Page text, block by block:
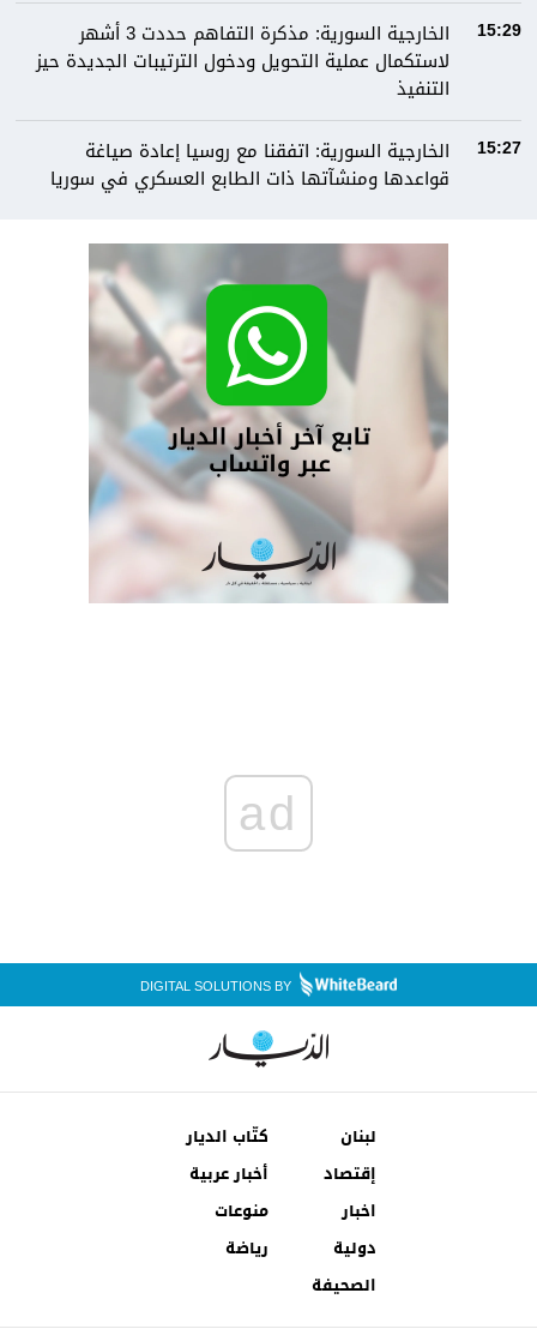
15:29
الخارجية السورية: مذكرة التفاهم حددت 3 أشهر
لاستكمال عملية التحويل ودخول الترتيبات الجديدة حيز
التنفيذ
15:27
الخارجية السورية: اتفقنا مع روسيا إعادة صياغة
قواعدها ومنشآتها ذات الطابع العسكري في سوريا
ad
DIGITAL SOLUTIONS BY
لبنان
كتّاب الديار
إقتصاد
أخبار عربية
اخبار
دولية
منوعات
رياضة
الصحيفة